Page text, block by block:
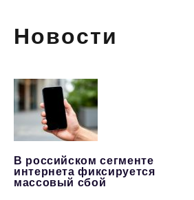
Новости
В российском сегменте
интернета фиксируется
массовый сбой